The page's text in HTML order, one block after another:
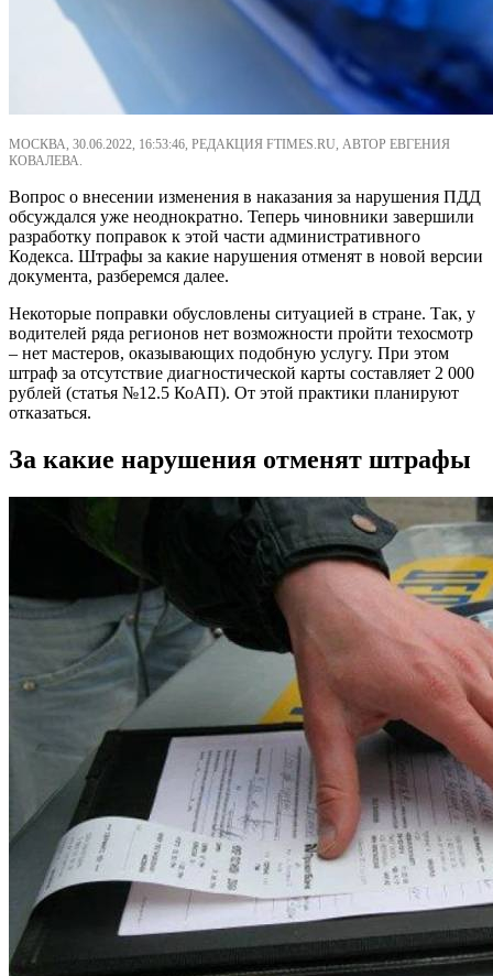
МОСКВА, 30.06.2022, 16:53:46, РЕДАКЦИЯ FTIMES.RU, АВТОР ЕВГЕНИЯ
КОВАЛЕВА.
Вопрос о внесении изменения в наказания за нарушения ПДД
обсуждался уже неоднократно. Теперь чиновники завершили
разработку поправок к этой части административного
Кодекса. Штрафы за какие нарушения отменят в новой версии
документа, разберемся далее.
Некоторые поправки обусловлены ситуацией в стране. Так, у
водителей ряда регионов нет возможности пройти техосмотр
– нет мастеров, оказывающих подобную услугу. При этом
штраф за отсутствие диагностической карты составляет 2 000
рублей (статья №12.5 КоАП). От этой практики планируют
отказаться.
За какие нарушения отменят штрафы